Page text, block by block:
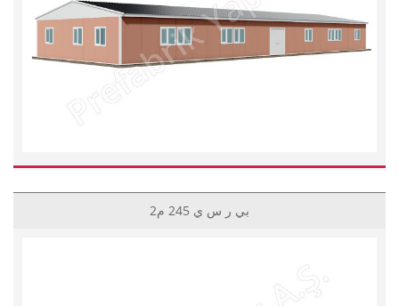
بي ر س ي 245 م2